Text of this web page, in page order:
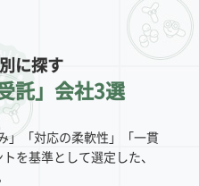
に探す
託」会社3選
」「対応の柔軟性」「一貫
を基準として選定した、